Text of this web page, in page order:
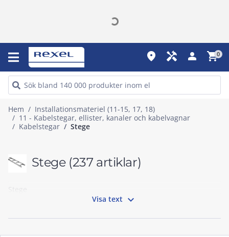
place handyman person shopping_cart0
Hem
Installationsmateriel (11-15, 17, 18)
11 - Kabelstegar, ellister, kanaler och kabelvagnar
Kabelstegar
Stege
Stege (237 artiklar)
Stege
Visa text 